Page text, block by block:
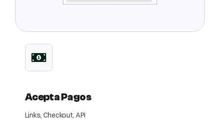
Acepta Pagos
Links, Checkout, API